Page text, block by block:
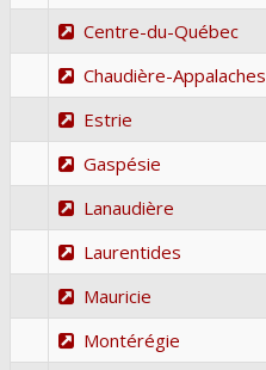
Centre-du-Québec
Chaudière-Appalaches
Estrie
Gaspésie
Lanaudière
Laurentides
Mauricie
Montérégie